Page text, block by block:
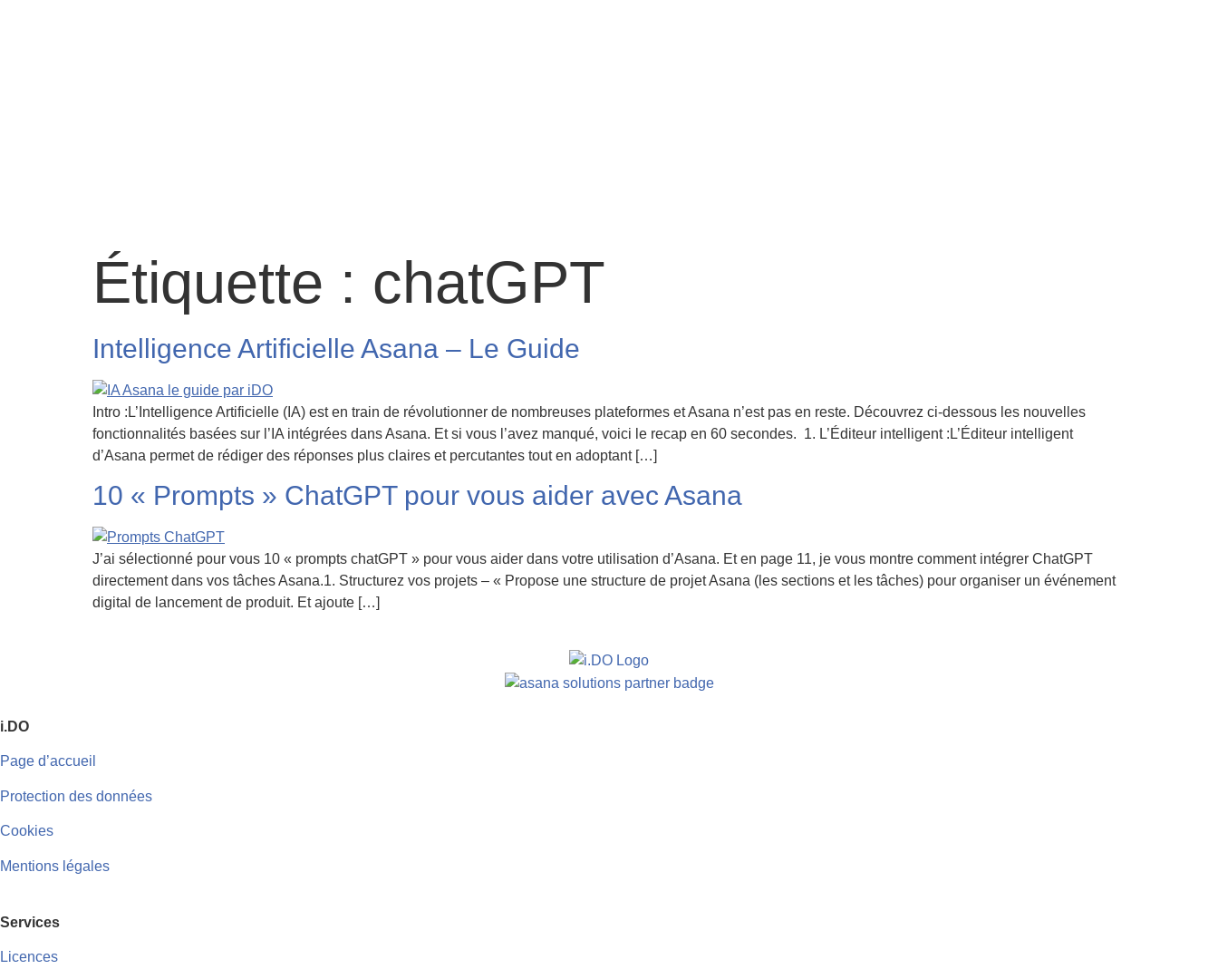
Étiquette : chatGPT
Intelligence Artificielle Asana – Le Guide
Intro :L’Intelligence Artificielle (IA) est en train de révolutionner de nombreuses plateformes et Asana n’est pas en reste. Découvrez ci-dessous les nouvelles
fonctionnalités basées sur l’IA intégrées dans Asana. Et si vous l’avez manqué, voici le recap en 60 secondes. 1. L’Éditeur intelligent :L’Éditeur intelligent
d’Asana permet de rédiger des réponses plus claires et percutantes tout en adoptant […]
10 « Prompts » ChatGPT pour vous aider avec Asana
J’ai sélectionné pour vous 10 « prompts chatGPT » pour vous aider dans votre utilisation d’Asana. Et en page 11, je vous montre comment intégrer ChatGPT
directement dans vos tâches Asana.1. Structurez vos projets – « Propose une structure de projet Asana (les sections et les tâches) pour organiser un événement
digital de lancement de produit. Et ajoute […]
i.DO
Page d’accueil
Protection des données
Cookies
Mentions légales
Services
Licences